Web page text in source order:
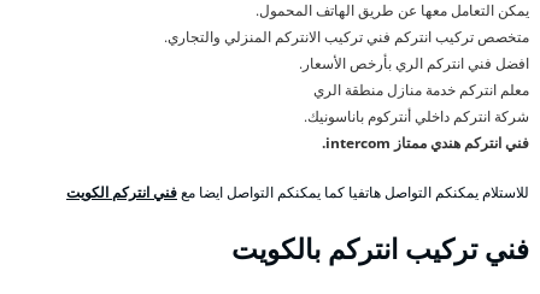
يمكن التعامل معها عن طريق الهاتف المحمول.
متخصص تركيب انتركم فني تركيب الانتركم المنزلي والتجاري.
افضل فني انتركم الري بأرخص الأسعار.
معلم انتركم خدمة منازل منطقة الري
شركة انتركم داخلي أنتركوم باناسونيك.
فني انتركم هندي ممتاز intercom.
للاستلام يمكنكم التواصل هاتفيا كما يمكنكم التواصل ايضا معفني انتركم الكويت
فني تركيب انتركم بالكويت